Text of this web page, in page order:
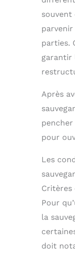
souvent
parties.
garantir
Après
pour
Les
Critères
Pour
la
doit